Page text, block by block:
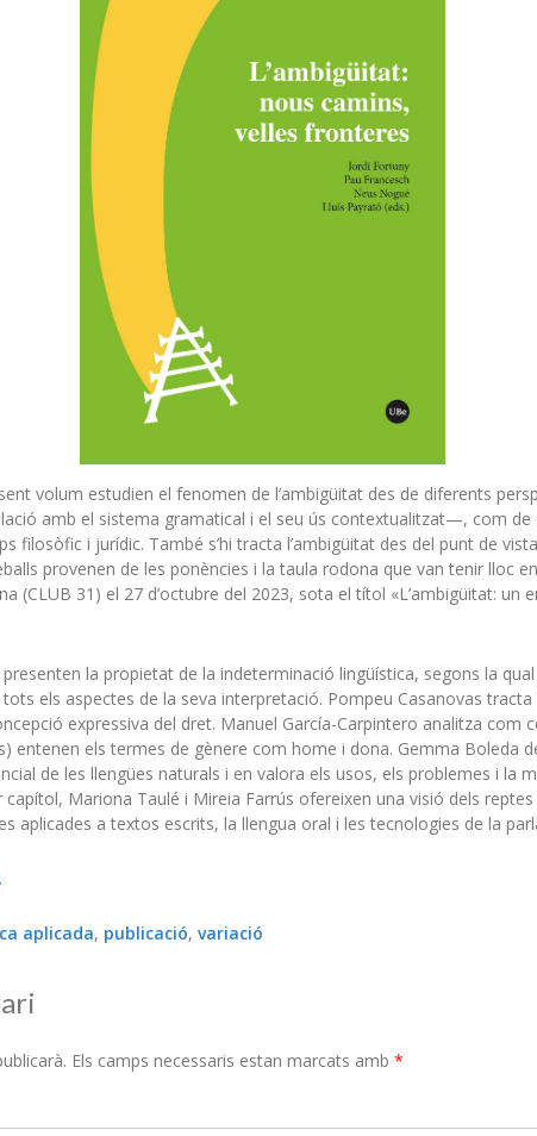
volum estudien el fenomen de l’ambigüitat des de diferents
amb el sistema gramatical i el seu ús contextualitzat—, com de
filosòfic i jurídic. També s’hi tracta l’ambigüitat des del punt de
provenen de les ponències i la taula rodona que van tenir lloc
(CLUB 31) el 27 d’octubre del 2023, sota el títol «L’ambigüitat: un
la propietat de la indeterminació lingüística, segons la
els aspectes de la seva interpretació. Pompeu Casanovas
expressiva del dret. Manuel García-Carpintero analitza com
entenen els termes de gènere com home i dona. Gemma Boleda
de les llengües naturals i en valora els usos, els problemes i la
Mariona Taulé i Mireia Farrús ofereixen una visió dels
aplicades a textos escrits, la llengua oral i les tecnologies de la
.
aplicada, publicació, variació
Els camps necessaris estan marcats amb *